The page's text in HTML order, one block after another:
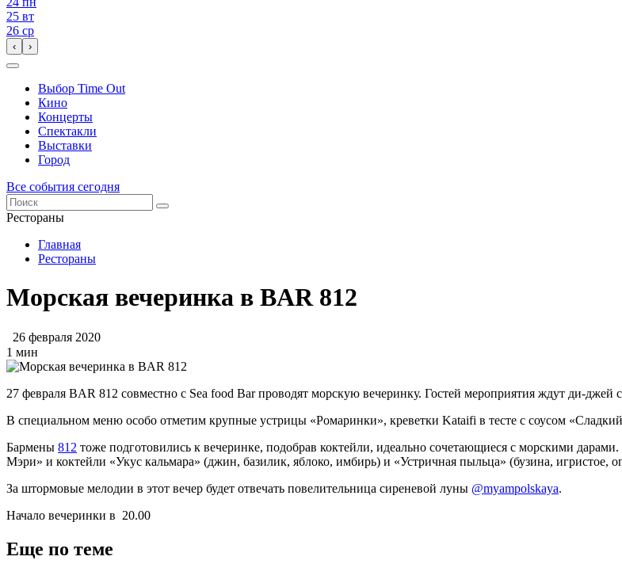
25 вт
26 ср
‹ ›
Выбор Time Out
Кино
Концерты
Спектакли
Выставки
Город
Все события сегодня
Рестораны
Главная
Рестораны
Морская вечеринка в BAR 812
26 февраля 2020
1 мин
27 февраля BAR 812 совместно с Sea food Bar проводят морскую вечеринку. Гостей мероприятия ждут ди-джей
В специальном меню особо отметим крупные устрицы «Ромаринки», креветки Kataifi в тесте с соусом
Бармены 812 тоже подготовились к вечеринке, подобрав коктейли, идеально сочетающиеся с морскими
Мэри» и коктейли «Укус кальмара» (джин, базилик, яблоко, имбирь) и «Устричная пыльца» (бузина, игристое,
За штормовые мелодии в этот вечер будет отвечать повелительница сиреневой луны @myampolskaya.
Начало вечеринки в 20.00
Еще по теме